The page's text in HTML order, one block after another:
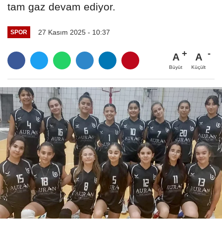
tam gaz devam ediyor.
SPOR 27 Kasım 2025 - 10:37
A
Büyüt
A
Küçült